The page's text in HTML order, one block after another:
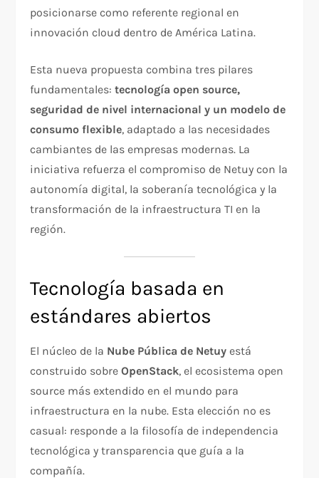
posicionarse como referente regional en
innovación cloud dentro de América Latina.
Esta nueva propuesta combina tres pilares
fundamentales:tecnología open source,
seguridad de nivel internacional y un modelo de
consumo flexible, adaptado a las necesidades
cambiantes de las empresas modernas. La
iniciativa refuerza el compromiso de Netuy con la
autonomía digital, la soberanía tecnológica y la
transformación de la infraestructura TI en la
región.
Tecnología basada en
estándares abiertos
El núcleo de la Nube Pública de Netuy está
construido sobreOpenStack, el ecosistema open
source más extendido en el mundo para
infraestructura en la nube. Esta elección no es
casual: responde a la filosofía de independencia
tecnológica y transparencia que guía a la
compañía.